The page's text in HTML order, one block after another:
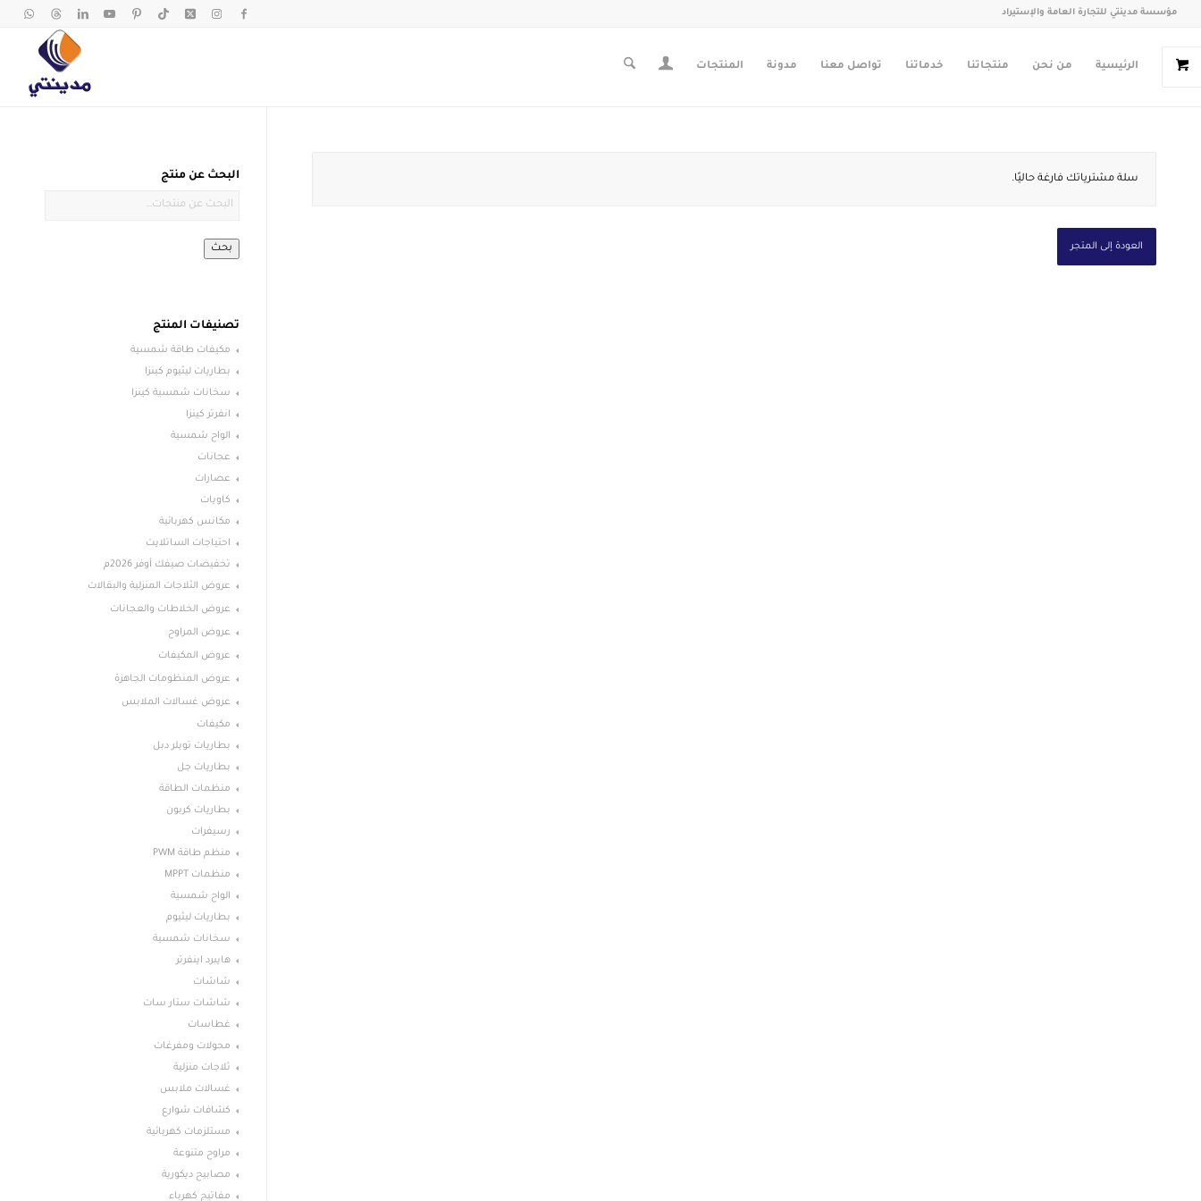
مؤسسة مدينتي للتجارة العامة والإستيراد
الرئيسية من نحن منتجاتنا خدماتنا تواصل معنا مدونة المنتجات
سلة مشترياتك فارغة حاليًا.
العودة إلى المتجر
البحث عن منتج
بحث
تصنيفات المنتج
مكيفات طاقة شمسية
بطاريات ليثيوم كينزا
سخانات شمسية كينزا
انفرتر كينزا
الواح شمسية
عجانات
عصارات
كاويات
مكانس كهربائية
احتياجات الساتلايت
تخفيضات صيفك أوفر 2026م
عروض الثلاجات المنزلية والبقالات
عروض الخلاطات والعجانات
عروض المراوح
عروض المكيفات
عروض المنظومات الجاهزة
عروض غسالات الملابس
مكيفات
بطاريات توبلر دبل
بطاريات جل
منظمات الطاقة
بطاريات كربون
رسيفرات
منظم طاقة PWM
منظمات MPPT
الواح شمسية
بطاريات ليثيوم
سخانات شمسية
هايبرد اينفرتر
شاشات
شاشات ستار سات
غطاسات
محولات ومفرغات
ثلاجات منزلية
غسالات ملابس
كشافات شوارع
مستلزمات كهربائية
مراوح متنوعة
مصابيح ديكورية
مفاتيج كهرباء